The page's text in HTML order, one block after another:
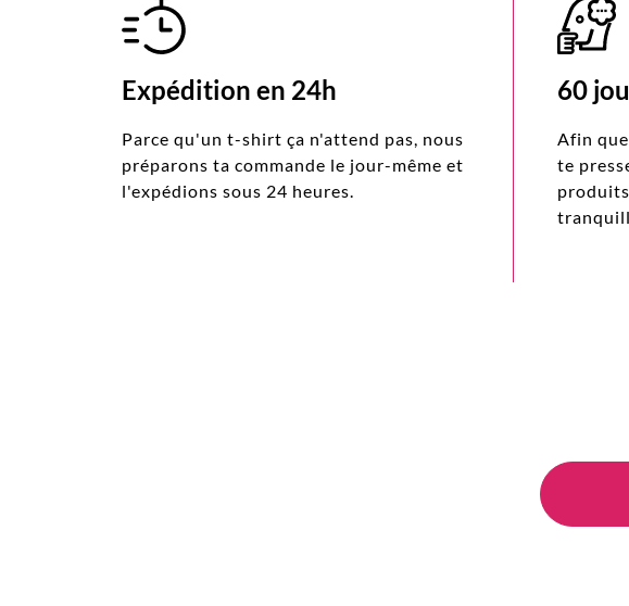
Expédition en 24h
Parce qu'un t-shirt ça n'attend pas, nous
préparons ta commande le jour-même et
l'expédions sous 24 heures.
60
Afin
te